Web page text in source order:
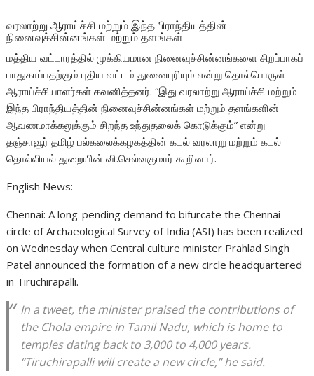
வரலாற்று ஆராய்ச்சி மற்றும் இந்த பிராந்தியத்தின்
நினைவுச்சின்னங்கள் மற்றும் தளங்கள்
மத்திய வட்டாரத்தில் முக்கியமான நினைவுச்சின்னங்களை சிறப்பாகப்
பாதுகாப்பதற்கும் புதிய வட்டம் துணைபுரியும் என்று தொல்பொருள்
ஆராய்ச்சியாளர்கள் கவனித்தனர். “இது வரலாற்று ஆராய்ச்சி மற்றும்
இந்த பிராந்தியத்தின் நினைவுச்சின்னங்கள் மற்றும் தளங்களின்
ஆவணமாக்கலுக்கும் சிறந்த உந்துதலைக் கொடுக்கும்” என்று
தஞ்சாவூர் தமிழ் பல்கலைக்கழகத்தின் கடல் வரலாறு மற்றும் கடல்
தொல்லியல் துறையின் வி.செல்வகுமார் கூறினார்.
English News:
Chennai: A long-pending demand to bifurcate the Chennai
circle of Archaeological Survey of India (ASI) has been realized
on Wednesday when Central culture minister Prahlad Singh
Patel announced the formation of a new circle headquartered
in Tiruchirapalli.
In a tweet, the minister praised the contributions of
the Chola empire in Tamil Nadu, which is home to
temples dating back to 3,000 to 4,000 years.
“Tiruchirapalli will create a new circle,” he said.